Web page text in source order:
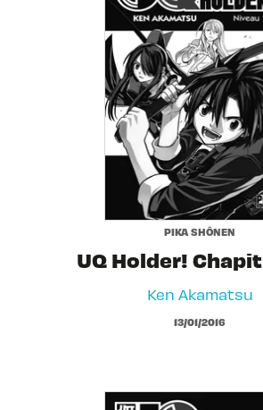
PIKA SHÔNEN
UQ Holder!
Ken Akamatsu
13/01/2016